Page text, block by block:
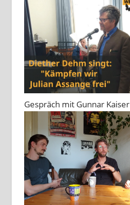
Gespräch mit Gunnar Kaiser